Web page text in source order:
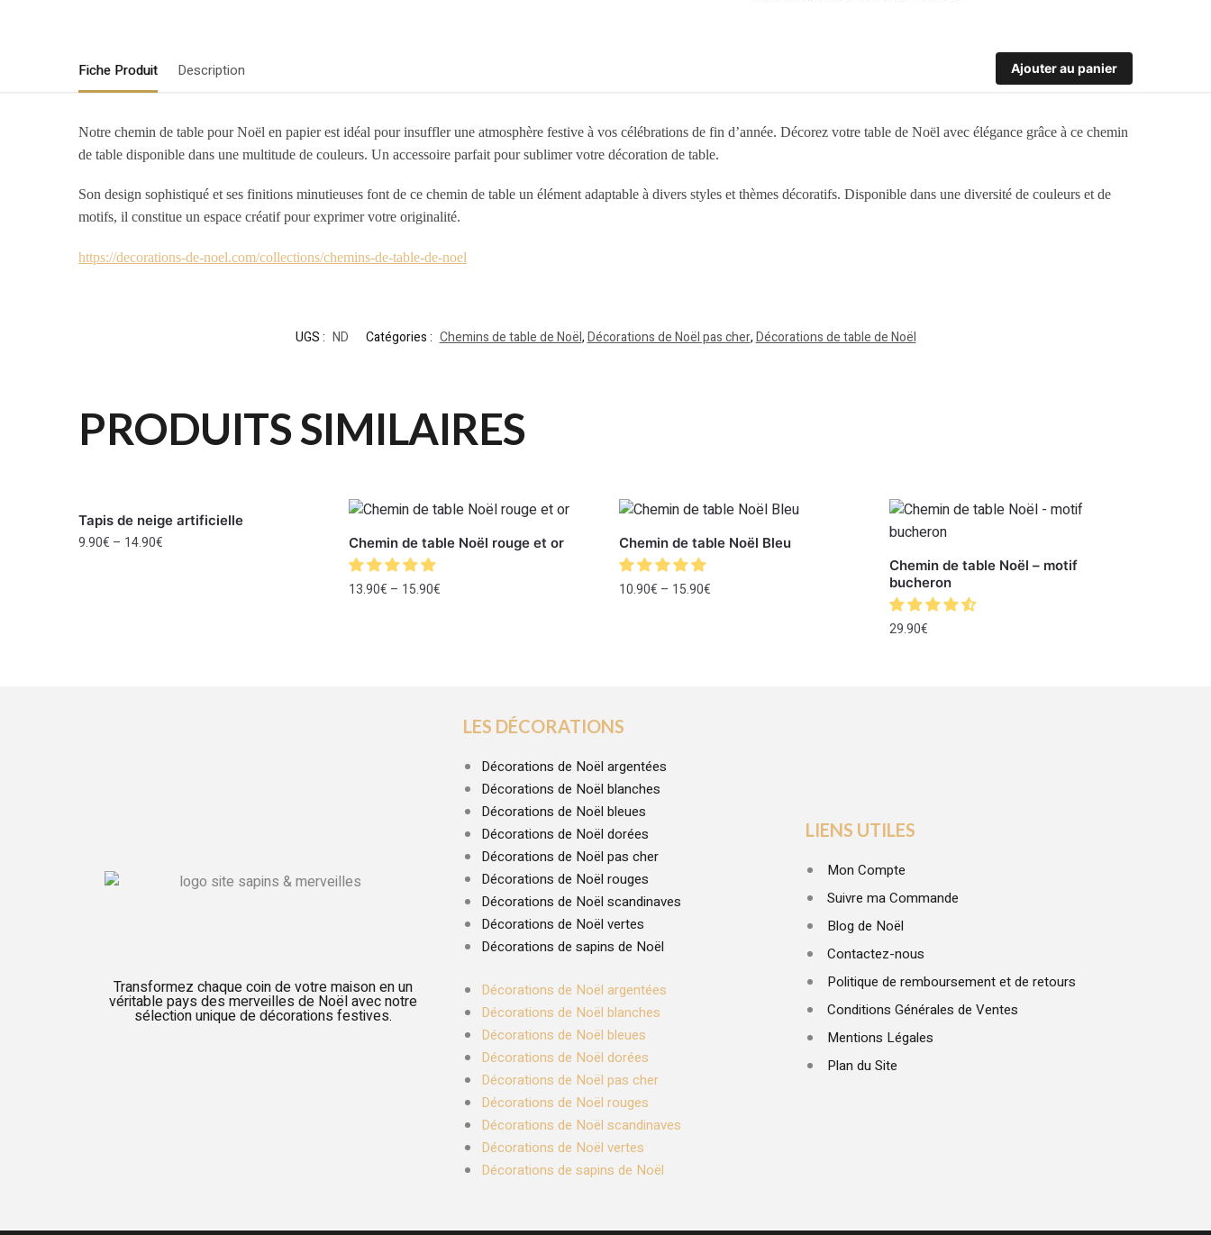
Fiche Produit Description Ajouter au panier
Notre chemin de table pour Noël en papier est idéal pour insuffler une atmosphère festive à vos célébrations de fin d’année. Décorez votre table de Noël avec élégance grâce à ce chemin
de table disponible dans une multitude de couleurs. Un accessoire parfait pour sublimer votre décoration de table.
Son design sophistiqué et ses finitions minutieuses font de ce chemin de table un élément adaptable à divers styles et thèmes décoratifs. Disponible dans une diversité de couleurs et de
motifs, il constitue un espace créatif pour exprimer votre originalité.
https://decorations-de-noel.com/collections/chemins-de-table-de-noel
UGS : ND Catégories : Chemins de table de Noël,Décorations de Noël pas cher,Décorations de table de Noël
PRODUITS SIMILAIRES
Tapis de neige artificielle
9.90€ – 14.90€ Chemin de table Noël rouge et or
13.90€ – 15.90€
Chemin de table Noël Bleu
10.90€ – 15.90€
Chemin de table Noël – motif
bucheron
29.90€
Transformez chaque coin de votre maison en un
véritable pays des merveilles de Noël avec notre
sélection unique de décorations festives.
LES DÉCORATIONS
Décorations de Noël argentées
Décorations de Noël blanches
Décorations de Noël bleues
Décorations de Noël dorées
Décorations de Noël pas cher
Décorations de Noël rouges
Décorations de Noël scandinaves
Décorations de Noël vertes
Décorations de sapins de Noël
Décorations de Noël argentées
Décorations de Noël blanches
Décorations de Noël bleues
Décorations de Noël dorées
Décorations de Noël pas cher
Décorations de Noël rouges
Décorations de Noël scandinaves
Décorations de Noël vertes
Décorations de sapins de Noël
LIENS UTILES
Mon Compte
Suivre ma Commande
Blog de Noël
Contactez-nous
Politique de remboursement et de retours
Conditions Générales de Ventes
Mentions Légales
Plan du Site